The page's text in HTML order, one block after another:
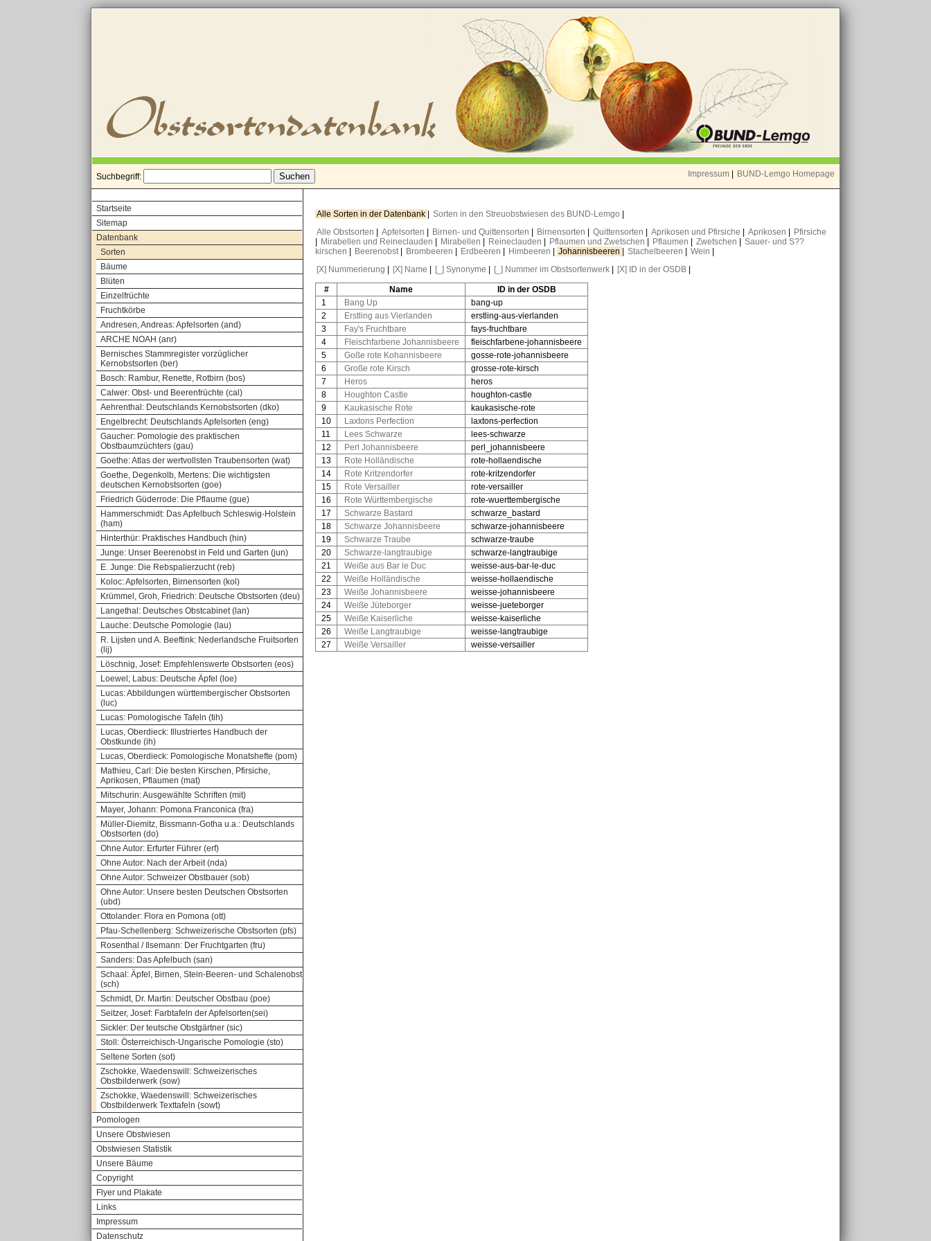
Suchbegriff: Impressum BUND-Lemgo Homepage
Startseite
Sitemap
Datenbank
Sorten
Bäume
Blüten
Einzelfrüchte
Fruchtkörbe
Andresen, Andreas: Apfelsorten (and)
ARCHE NOAH (anr)
Bernisches Stammregister vorzüglicher
Kernobstsorten (ber)
Bosch: Rambur, Renette, Rotbirn (bos)
Calwer: Obst- und Beerenfrüchte (cal)
Aehrenthal: Deutschlands Kernobstsorten (dko)
Engelbrecht: Deutschlands Apfelsorten (eng)
Gaucher: Pomologie des praktischen
Obstbaumzüchters (gau)
Goethe: Atlas der wertvollsten Traubensorten (wat)
Goethe, Degenkolb, Mertens: Die wichtigsten
deutschen Kernobstsorten (goe)
Friedrich Güderrode: Die Pflaume (gue)
Hammerschmidt: Das Apfelbuch Schleswig-Holstein
(ham)
Hinterthür: Praktisches Handbuch (hin)
Junge: Unser Beerenobst in Feld und Garten (jun)
E. Junge: Die Rebspalierzucht (reb)
Koloc: Apfelsorten, Birnensorten (kol)
Krümmel, Groh, Friedrich: Deutsche Obstsorten (deu)
Langethal: Deutsches Obstcabinet (lan)
Lauche: Deutsche Pomologie (lau)
R. Lijsten und A. Beeftink: Nederlandsche Fruitsorten
(lij)
Löschnig, Josef: Empfehlenswerte Obstsorten (eos)
Loewel; Labus: Deutsche Äpfel (loe)
Lucas: Abbildungen württembergischer Obstsorten
(luc)
Lucas: Pomologische Tafeln (tih)
Lucas, Oberdieck: Illustriertes Handbuch der
Obstkunde (ih)
Lucas, Oberdieck: Pomologische Monatshefte (pom)
Mathieu, Carl: Die besten Kirschen, Pfirsiche,
Aprikosen, Pflaumen (mat)
Mitschurin: Ausgewählte Schriften (mit)
Mayer, Johann: Pomona Franconica (fra)
Müller-Diemitz, Bissmann-Gotha u.a.: Deutschlands
Obstsorten (do)
Ohne Autor: Erfurter Führer (erf)
Ohne Autor: Nach der Arbeit (nda)
Ohne Autor: Schweizer Obstbauer (sob)
Ohne Autor: Unsere besten Deutschen Obstsorten
(ubd)
Ottolander: Flora en Pomona (ott)
Pfau-Schellenberg: Schweizerische Obstsorten (pfs)
Rosenthal / Ilsemann: Der Fruchtgarten (fru)
Sanders: Das Apfelbuch (san)
Schaal: Äpfel, Birnen, Stein-Beeren- und Schalenobst
(sch)
Schmidt, Dr. Martin: Deutscher Obstbau (poe)
Seitzer, Josef: Farbtafeln der Apfelsorten(sei)
Sickler: Der teutsche Obstgärtner (sic)
Stoll: Österreichisch-Ungarische Pomologie (sto)
Seltene Sorten (sot)
Zschokke, Waedenswill: Schweizerisches
Obstbilderwerk (sow)
Zschokke, Waedenswill: Schweizerisches
Obstbilderwerk Texttafeln (sowt)
Pomologen
Unsere Obstwiesen
Obstwiesen Statistik
Unsere Bäume
Copyright
Flyer und Plakate
Links
Impressum
Datenschutz
Alle Sorten in der Datenbank Sorten in den Streuobstwiesen des BUND-Lemgo
Alle Obstsorten
Apfelsorten Birnen- und Quittensorten Birnensorten Quittensorten Aprikosen und Pfirsiche Aprikosen
Pfirsiche
Mirabellen und Reineclauden Mirabellen Reineclauden Pflaumen und Zwetschen Pflaumen Zwetschen
Sauer- und S??
kirschen
Beerenobst Brombeeren Erdbeeren Himbeeren Johannisbeeren Stachelbeeren Wein
[X] Nummerierung
[X] Name [_] Synonyme [_] Nummer im Obstsortenwerk [X] ID in der OSDB
# Name
ID in der OSDB
1
Bang Up
bang-up
2
Erstling aus Vierlanden
erstling-aus-vierlanden
3
Fay's Fruchtbare
fays-fruchtbare
4
Fleischfarbene Johannisbeere
fleischfarbene-johannisbeere
5
Goße rote Kohannisbeere
gosse-rote-johannisbeere
6
Große rote Kirsch
grosse-rote-kirsch
7
Heros
heros
8
Houghton Castle
houghton-castle
9
Kaukasische Rote
kaukasische-rote
10
Laxtons Perfection
laxtons-perfection
11
Lees Schwarze
lees-schwarze
12
Perl Johannisbeere
perl_johannisbeere
13
Rote Holländische
rote-hollaendische
14
Rote Kritzendorfer
rote-kritzendorfer
15
Rote Versailler
rote-versailler
16
Rote Württembergische
rote-wuerttembergische
17
Schwarze Bastard
schwarze_bastard
18
Schwarze Johannisbeere
schwarze-johannisbeere
19
Schwarze Traube
schwarze-traube
20
Schwarze-langtraubige
schwarze-langtraubige
21
Weiße aus Bar le Duc
weisse-aus-bar-le-duc
22
Weiße Holländische
weisse-hollaendische
23
Weiße Johannisbeere
weisse-johannisbeere
24
Weiße Jüteborger
weisse-jueteborger
25
Weiße Kaiserliche
weisse-kaiserliche
26
Weiße Langtraubige
weisse-langtraubige
27
Weiße Versailler weisse-versailler